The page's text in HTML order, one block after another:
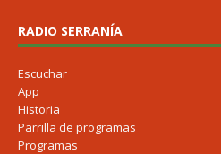
RADIO SERRANÍA
Escuchar
App
Historia
Parrilla de programas
Programas